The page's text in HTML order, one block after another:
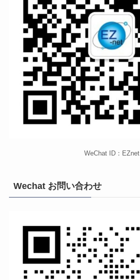
WeChat ID：EZnet
Wechat お問い合わせ